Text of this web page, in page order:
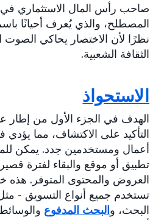
صاحب رأس المال الاستثماري في
المصطلح، والذي يُعرف أحيانًا
نظرًا لأن الاختصار يحاكي
الثقافة الشعبية.
الاستحواذ
التأكيد على الاكتشاف، مما يؤدي
أعمال ومستخدمين جدد. يمكن
تطبيق أو موقع والبقاء لفترة
العروض والمحتوى المتوفر. هذه
تستخدم جميع أنواع التسويق -
البحث، والبحث المدفوع